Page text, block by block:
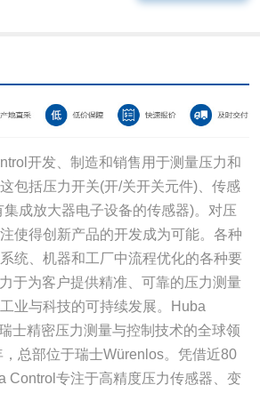
开发、制造和销售用于测量压力和
包括压力开关(开/关开关元件)、传感
成放大器电子设备的传感器)。对压
使得创新产品的开发成为可能。各种
统、机器和工厂中流程优化的各种要
于为客户提供精准、可靠的压力测量
业与科技的可持续发展。Huba
士精密压力测量与控制技术的全球领
总部位于瑞士Würenlos。凭借近80
Control专注于高精度压力传感器、变